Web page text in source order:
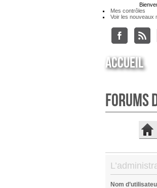
Mes contrôles
Voir les nouveaux
Accueil
Forums
Nom